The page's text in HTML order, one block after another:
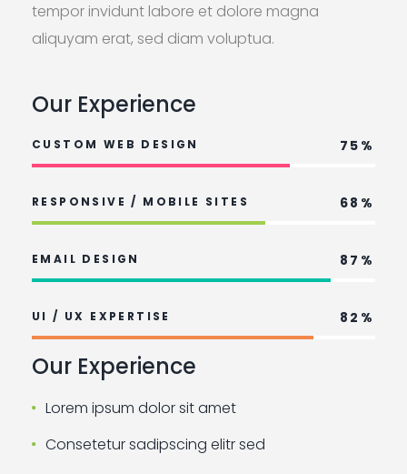
tempor invidunt labore et dolore magna
aliquyam erat, sed diam voluptua.
Our Experience
CUSTOM WEB DESIGN 75%
RESPONSIVE / MOBILE SITES 68%
EMAIL DESIGN 87%
UI / UX EXPERTISE 82%
Our Experience
Lorem ipsum dolor sit amet
Consetetur sadipscing elitr sed